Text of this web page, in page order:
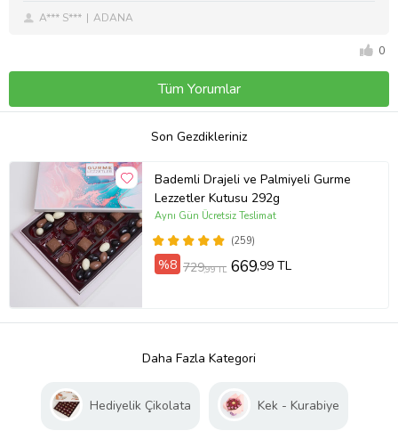
A*** S*** ADANA
0
Tüm Yorumlar
Son Gezdikleriniz
Bademli Drajeli ve Palmiyeli Gurme
Lezzetler Kutusu 292g
(259)
Aynı Gün Ücretsiz Teslimat
%8 729,99 TL 669,99 TL
Daha Fazla Kategori
Hediyelik Çikolata Kek - Kurabiye